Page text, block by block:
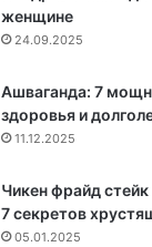
женщине
24.09.2025
Ашваганда: 7
здоровья и
11.12.2025
Чикен фрайд
7 секретов
05.01.2025